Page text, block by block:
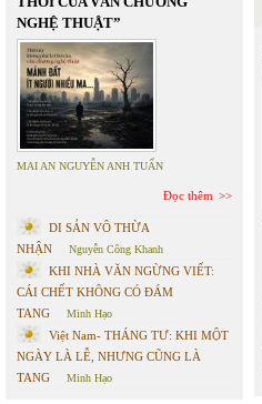
NGHỆ THUẬT”
MAI AN NGUYỄN ANH TUẤN
Đọc thêm
DI SẢN VÔ THỪA
NHẬN
Nguyễn Công Khanh
KHI NHÀ VĂN NGỪNG VIẾT:
CÁI CHẾT KHÔNG CÓ ĐÁM
TANG
Minh Hạo
Việt Nam- THÁNG TƯ: KHI MỘT
NGÀY LÀ LỄ, NHƯNG CŨNG LÀ
TANG
Minh Hạo